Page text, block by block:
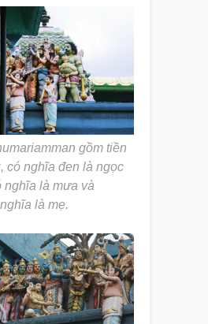
gồm tiền
có nghĩa đen là ngọc
nghĩa là mưa và
là mẹ.